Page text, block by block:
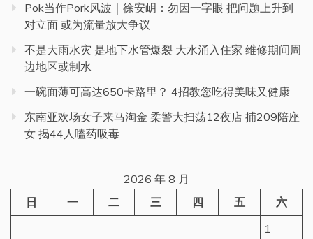
Pok当作Pork风波｜徐安岄：勿因一字眼 把问题上升到
对立面 或为流量放大争议
不是大雨水灾 是地下水管爆裂 大水涌入住家 维修期间周
边地区或制水
一碗面薄可高达650卡路里？ 4招教您吃得美味又健康
东南亚欢场女子来马淘金 柔警大扫荡12夜店 捕209陪座
女 揭44人嗑药吸毒
2026 年 8 月
日
一 二 三 四 五
六
1